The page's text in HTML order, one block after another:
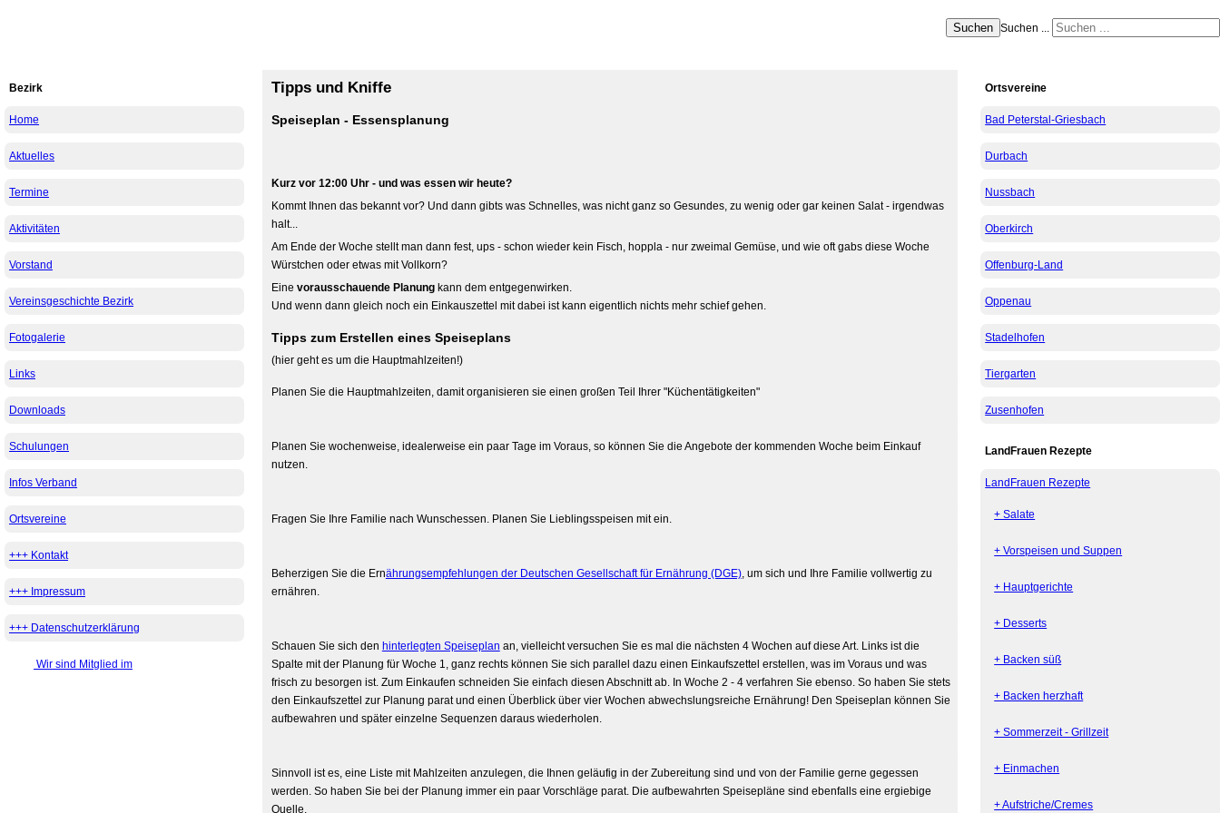
Suchen Suchen ...
Bezirk
Home
Aktuelles
Termine
Aktivitäten
Vorstand
Vereinsgeschichte Bezirk
Fotogalerie
Links
Downloads
Schulungen
Infos Verband
Ortsvereine
+++ Kontakt
+++ Impressum
+++ Datenschutzerklärung
Wir sind Mitglied im
Tipps und Kniffe
Speiseplan - Essensplanung
Kurz vor 12:00 Uhr - und was essen wir heute?
Kommt Ihnen das bekannt vor? Und dann gibts was Schnelles, was nicht ganz so Gesundes, zu wenig oder gar keinen Salat - irgendwas
halt...
Am Ende der Woche stellt man dann fest, ups - schon wieder kein Fisch, hoppla - nur zweimal Gemüse, und wie oft gabs diese Woche
Würstchen oder etwas mit Vollkorn?
Eine vorausschauende Planung kann dem entgegenwirken.
Und wenn dann gleich noch ein Einkauszettel mit dabei ist kann eigentlich nichts mehr schief gehen.
Tipps zum Erstellen eines Speiseplans
(hier geht es um die Hauptmahlzeiten!)
Planen Sie die Hauptmahlzeiten, damit organisieren sie einen großen Teil Ihrer "Küchentätigkeiten"
Planen Sie wochenweise, idealerweise ein paar Tage im Voraus, so können Sie die Angebote der kommenden Woche beim Einkauf
nutzen.
Fragen Sie Ihre Familie nach Wunschessen. Planen Sie Lieblingsspeisen mit ein.
Beherzigen Sie die Ernährungsempfehlungen der Deutschen Gesellschaft für Ernährung (DGE), um sich und Ihre Familie vollwertig zu
ernähren.
Schauen Sie sich den hinterlegten Speiseplan an, vielleicht versuchen Sie es mal die nächsten 4 Wochen auf diese Art. Links ist die
Spalte mit der Planung für Woche 1, ganz rechts können Sie sich parallel dazu einen Einkaufszettel erstellen, was im Voraus und was
frisch zu besorgen ist. Zum Einkaufen schneiden Sie einfach diesen Abschnitt ab. In Woche 2 - 4 verfahren Sie ebenso. So haben Sie stets
den Einkaufszettel zur Planung parat und einen Überblick über vier Wochen abwechslungsreiche Ernährung! Den Speiseplan können Sie
aufbewahren und später einzelne Sequenzen daraus wiederholen.
Sinnvoll ist es, eine Liste mit Mahlzeiten anzulegen, die Ihnen geläufig in der Zubereitung sind und von der Familie gerne gegessen
werden. So haben Sie bei der Planung immer ein paar Vorschläge parat. Die aufbewahrten Speisepläne sind ebenfalls eine ergiebige
Quelle.
Ortsvereine
Bad Peterstal-Griesbach
Durbach
Nussbach
Oberkirch
Offenburg-Land
Oppenau
Stadelhofen
Tiergarten
Zusenhofen
LandFrauen Rezepte
LandFrauen Rezepte
+ Salate
+ Vorspeisen und Suppen
+ Hauptgerichte
+ Desserts
+ Backen süß
+ Backen herzhaft
+ Sommerzeit - Grillzeit
+ Einmachen
+ Aufstriche/Cremes